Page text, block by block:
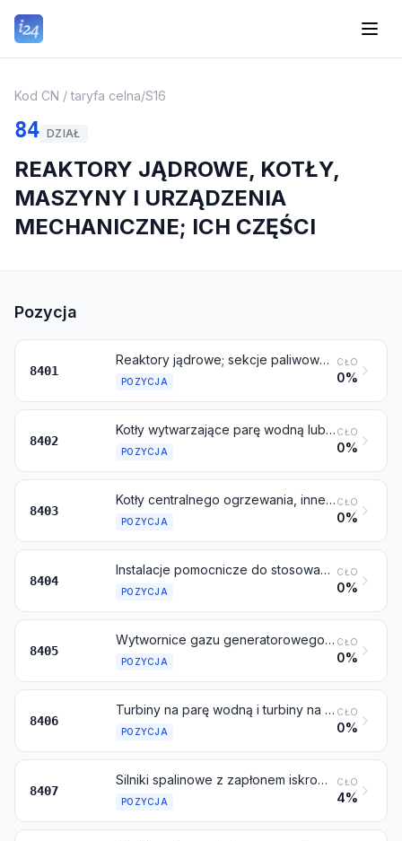
Kod CN / taryfa celna/S16
84 DZIAŁ
REAKTORY JĄDROWE, KOTŁY,
MASZYNY I URZĄDZENIA
MECHANICZNE; ICH CZĘŚCI
Pozycja
8401
Reaktory jądrowe; sekcje paliwowe (kasety), nienapromieniowane, do reaktorów jądrowych; maszyny i aparatura do rozdzielania izotopów
POZYCJA
CŁO
0%
8402
Kotły wytwarzające parę wodną lub inną parę (inne niż kotły centralnego ogrzewania do gorącej wody, mogące również wytwarzać parę o niskim ciśnieniu); kotły wodne wysokotemperaturowe
POZYCJA
CŁO
0%
8403
Kotły centralnego ogrzewania, inne niż te objęte pozycją 8402
POZYCJA
CŁO
0%
8404
Instalacje pomocnicze do stosowania z kotłami objętymi pozycją 8402 lub 8403 (na przykład podgrzewacze wody, podgrzewacze pary, zdmuchiwacze sadzy, podgrzewacze powietrza); skraplacze do siłowni na parę wodną lub inną
POZYCJA
CŁO
0%
8405
Wytwornice gazu generatorowego lub wodnego, z oczyszczalnikami wytwarzanego gazu lub bez nich; wytwornice acetylenu i podobne wytwornice gazu metodą wodną, z oczyszczalnikami wytwarzanego gazu lub bez nich
POZYCJA
CŁO
0%
8406
Turbiny na parę wodną i turbiny na inne rodzaje pary
POZYCJA
CŁO
0%
8407
Silniki spalinowe z zapłonem iskrowym z tłokami wykonującymi ruch posuwisto-zwrotny lub obrotowy
POZYCJA
CŁO
4%